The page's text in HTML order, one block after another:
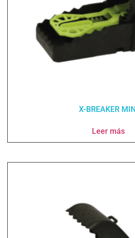
X-BREAKER MINI
Leer más